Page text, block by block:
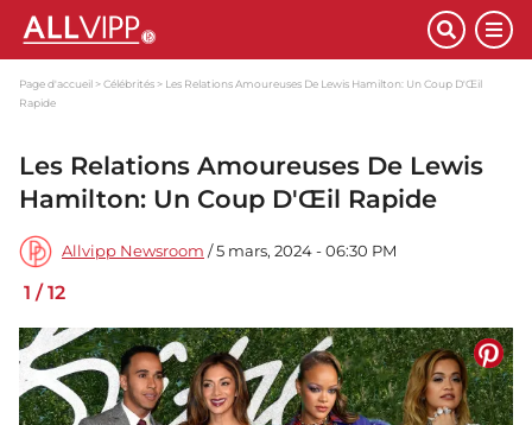
Page d'accueil Célébrités
Les Relations Amoureuses De Lewis Hamilton: Un Coup D'Œil
Rapide
Les Relations Amoureuses De Lewis
Hamilton: Un Coup D'Œil Rapide
Allvipp Newsroom / 5 mars, 2024 - 06:30 PM
1 /12